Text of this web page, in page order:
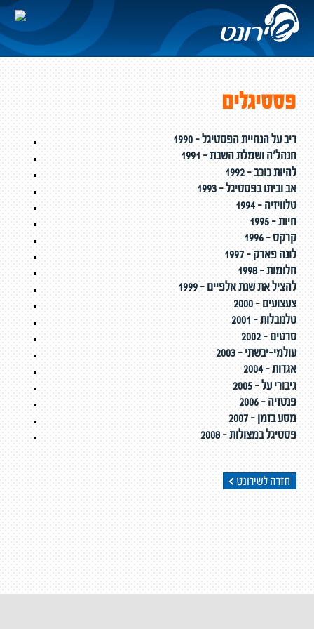
פסטיגלים
1990 - ריב על הנחיית הפסטיגל
1991 - חנהל'ה ושמלת השבת
1992 - להיות כוכב
1993 - אב וביתו בפסטיגל
1994 - טלוויזיה
1995 - חיות
1996 - קרקס
1997 - לונה פארק
1998 - חלומות
1999 - להציל את שנת אלפיים
2000 - צעצועים
2001 - טלנובלות
2002 - סרטים
2003 - עולמי-יבשתי
2004 - אגדות
2005 - גיבורי על
2006 - פנטזיה
2007 - מסע בזמן
2008 - פסטיגל במצולות